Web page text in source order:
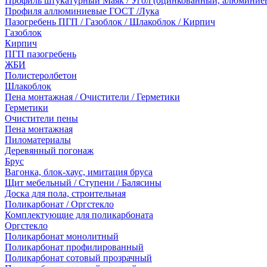
Профиля аллюминиевые ГОСТ /Лука
Пазогребень ПГП / Газоблок / Шлакоблок / Кирпич
Газоблок
Кирпич
ПГП пазогребень
ЖБИ
Полистеролбетон
Шлакоблок
Пена монтажная / Очистители / Герметики
Герметики
Очистители пены
Пена монтажная
Пиломатериалы
Деревянный погонаж
Брус
Вагонка, блок-хаус, имитация бруса
Щит мебельный / Ступени / Балясины
Доска для пола, строительная
Поликарбонат / Оргстекло
Комплектующие для поликарбоната
Оргстекло
Поликарбонат монолитный
Поликарбонат профилированный
Поликарбонат сотовый прозрачный